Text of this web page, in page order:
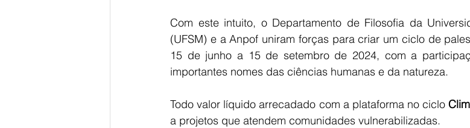
Com este intuito, o Departamento de Filosofia da
(UFSM) e a Anpof uniram forças para criar um ciclo de
15 de junho a 15 de setembro de 2024, com a
importantes nomes das ciências humanas e da natureza.
Todo valor líquido arrecadado com a plataforma no ciclo
a projetos que atendem comunidades vulnerabilizadas.